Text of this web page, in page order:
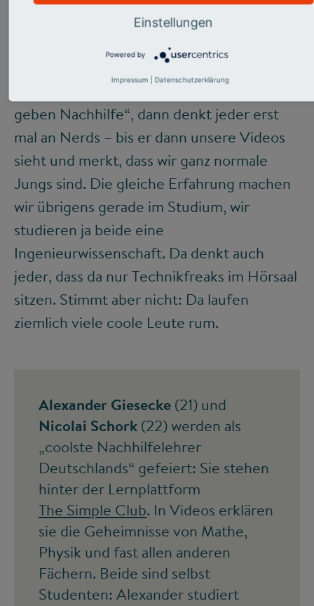
Das Verrückte ist: Wenn man hört, „Ey, die
geben Nachhilfe“, dann denkt jeder erst
mal an Nerds – bis er dann unsere Videos
sieht und merkt, dass wir ganz normale
Jungs sind. Die gleiche Erfahrung machen
wir übrigens gerade im Studium, wir
studieren ja beide eine
Ingenieurwissenschaft. Da denkt auch
jeder, dass da nur Technikfreaks im Hörsaal
sitzen. Stimmt aber nicht: Da laufen
ziemlich viele coole Leute rum.
Alexander Giesecke (21) und
Nicolai Schork (22) werden als
„coolste Nachhilfelehrer
Deutschlands“ gefeiert: Sie stehen
hinter der Lernplattform
The Simple Club. In Videos erklären
sie die Geheimnisse von Mathe,
Physik und fast allen anderen
Fächern. Beide sind selbst
Studenten: Alexander studiert
Einstellungen
Powered by
Impressum Datenschutzerklärung